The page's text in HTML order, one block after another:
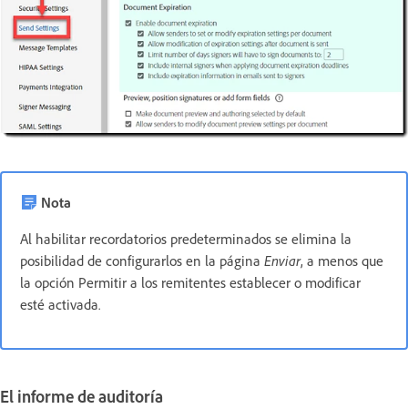
Nota
Al habilitar recordatorios predeterminados se elimina la
posibilidad de configurarlos en la página Enviar, a menos que
la opción Permitir a los remitentes establecer o modificar
esté activada.
El informe de auditoría